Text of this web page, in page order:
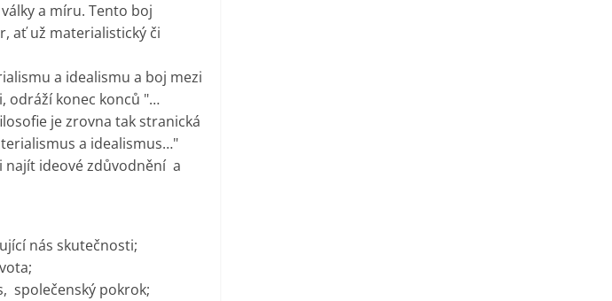
a míru. Tento boj
ať už materialistický či
a idealismu a boj mezi
odráží konec konců "…
je zrovna tak stranická
a idealismus…"
najít ideové zdůvodnění a
nás skutečnosti;
společenský pokrok;